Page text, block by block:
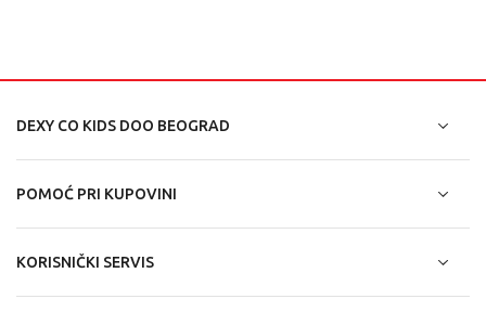
DEXY CO KIDS DOO BEOGRAD
POMOĆ PRI KUPOVINI
KORISNIČKI SERVIS